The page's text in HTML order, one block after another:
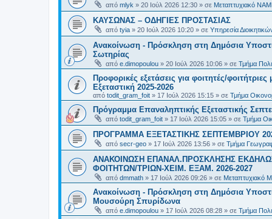
από mlyk » 20 Ιούλ 2026 12:30 » σε Μεταπτυχιακό
ΚΑΥΣΩΝΑΣ – ΟΔΗΓΙΕΣ ΠΡΟΣΤΑΣΙΑΣ
από tyia » 20 Ιούλ 2026 10:20 » σε Υπηρεσία
Ανακοίνωση - Πρόσκληση στη Δημόσια
Σωτηρίας
από e.dimopoulou » 20 Ιούλ 2026 10:06 » σε Τμήμα
Προφορικές εξετάσεις για φοιτητές/
Εξεταστική 2025-2026
από todit_gram_foit » 17 Ιούλ 2026 15:15 » σε Τμήμα
Πρόγραμμα Επαναληπτικής Εξεταστικής
από todit_gram_foit » 17 Ιούλ 2026 15:05 » σε Τμήμα
ΠΡΟΓΡΑΜΜΑ ΕΞΕΤΑΣΤΙΚΗΣ ΣΕΠΤΕΜΒΡΙΟΥ
από secr-geo » 17 Ιούλ 2026 13:56 » σε Τμήμα
ΑΝΑΚΟΙΝΩΣΗ ΕΠΑΝΑΛ.ΠΡΟΣΚΛΗΣΗΣ
ΦΟΙΤΗΤΩΝ/ΤΡΙΩΝ-ΧΕΙΜ. ΕΞΑΜ. 2026-2027
από dmmath » 17 Ιούλ 2026 09:26 » σε Μεταπτυχιακό
Ανακοίνωση - Πρόσκληση στη Δημόσια
Μουσούρη Σπυρίδωνα
από e.dimopoulou » 17 Ιούλ 2026 08:28 » σε Τμήμα